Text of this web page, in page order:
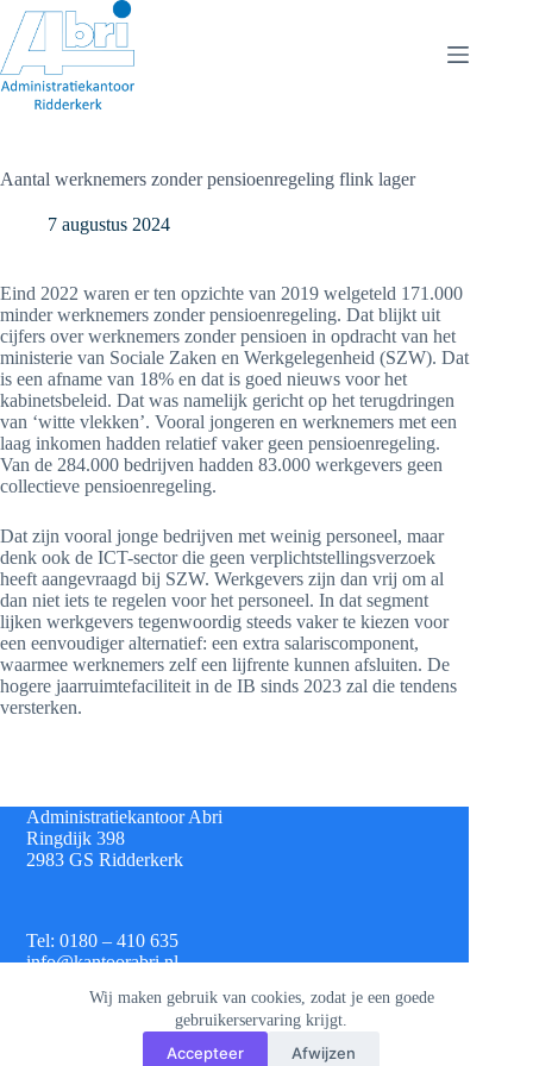
naar
de
inhoud
Wij maken gebruik van cookies, zodat je een goede
gebruikerservaring krijgt.
Accepteer Afwijzen
Aantal werknemers zonder pensioenregeling flink lager
7 augustus 2024
Eind 2022 waren er ten opzichte van 2019 welgeteld 171.000
minder werknemers zonder pensioenregeling. Dat blijkt uit
cijfers over werknemers zonder pensioen in opdracht van het
ministerie van Sociale Zaken en Werkgelegenheid (SZW). Dat
is een afname van 18% en dat is goed nieuws voor het
kabinetsbeleid. Dat was namelijk gericht op het terugdringen
van ‘witte vlekken’. Vooral jongeren en werknemers met een
laag inkomen hadden relatief vaker geen pensioenregeling.
Van de 284.000 bedrijven hadden 83.000 werkgevers geen
collectieve pensioenregeling.
Dat zijn vooral jonge bedrijven met weinig personeel, maar
denk ook de ICT-sector die geen verplichtstellingsverzoek
heeft aangevraagd bij SZW. Werkgevers zijn dan vrij om al
dan niet iets te regelen voor het personeel. In dat segment
lijken werkgevers tegenwoordig steeds vaker te kiezen voor
een eenvoudiger alternatief: een extra salariscomponent,
waarmee werknemers zelf een lijfrente kunnen afsluiten. De
hogere jaarruimtefaciliteit in de IB sinds 2023 zal die tendens
versterken.
Administratiekantoor Abri
Ringdijk 398
2983 GS Ridderkerk
Tel: 0180 – 410 635
info@kantoorabri.nl
IBAN: NL 08 INGB 0693 4313 42